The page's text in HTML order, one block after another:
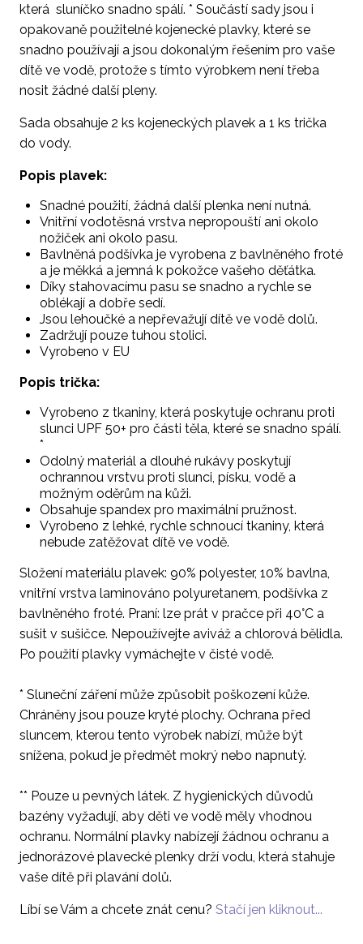
která sluníčko snadno spálí. * Součástí sady jsou i
opakovaně použitelné kojenecké plavky, které se
snadno používají a jsou dokonalým řešením pro vaše
dítě ve vodě, protože s tímto výrobkem není třeba
nosit žádné další pleny.
Sada obsahuje 2 ks kojeneckých plavek a 1 ks trička
do vody.
Popis plavek:
Snadné použití, žádná další plenka není nutná.
Vnitřní vodotěsná vrstva nepropouští ani okolo
nožiček ani okolo pasu.
Bavlněná podšívka je vyrobena z bavlněného froté
a je měkká a jemná k pokožce vašeho děťátka.
Díky stahovacímu pasu se snadno a rychle se
oblékají a dobře sedí.
Jsou lehoučké a nepřevažují dítě ve vodě dolů.
Zadržují pouze tuhou stolici.
Vyrobeno v EU
Popis trička:
Vyrobeno z tkaniny, která poskytuje ochranu proti
slunci UPF 50+ pro části těla, které se snadno spálí.
*
Odolný materiál a dlouhé rukávy poskytují
ochrannou vrstvu proti slunci, písku, vodě a
možným oděrům na kůži.
Obsahuje spandex pro maximální pružnost.
Vyrobeno z lehké, rychle schnoucí tkaniny, která
nebude zatěžovat dítě ve vodě.
Složení materiálu plavek: 90% polyester, 10% bavlna,
vnitřní vrstva laminováno polyuretanem, podšívka z
bavlněného froté. Praní: lze prát v pračce při 40°C a
sušit v sušičce. Nepoužívejte aviváž a chlorová bělidla.
Po použití plavky vymáchejte v čisté vodě.
* Sluneční záření může způsobit poškození kůže.
Chráněny jsou pouze kryté plochy. Ochrana před
sluncem, kterou tento výrobek nabízí, může být
snížena, pokud je předmět mokrý nebo napnutý.
** Pouze u pevných látek. Z hygienických důvodů
bazény vyžadují, aby děti ve vodě měly vhodnou
ochranu. Normální plavky nabízejí žádnou ochranu a
jednorázové plavecké plenky drží vodu, která stahuje
vaše dítě při plavání dolů.
Líbí se Vám a chcete znát cenu? Stačí jen kliknout...